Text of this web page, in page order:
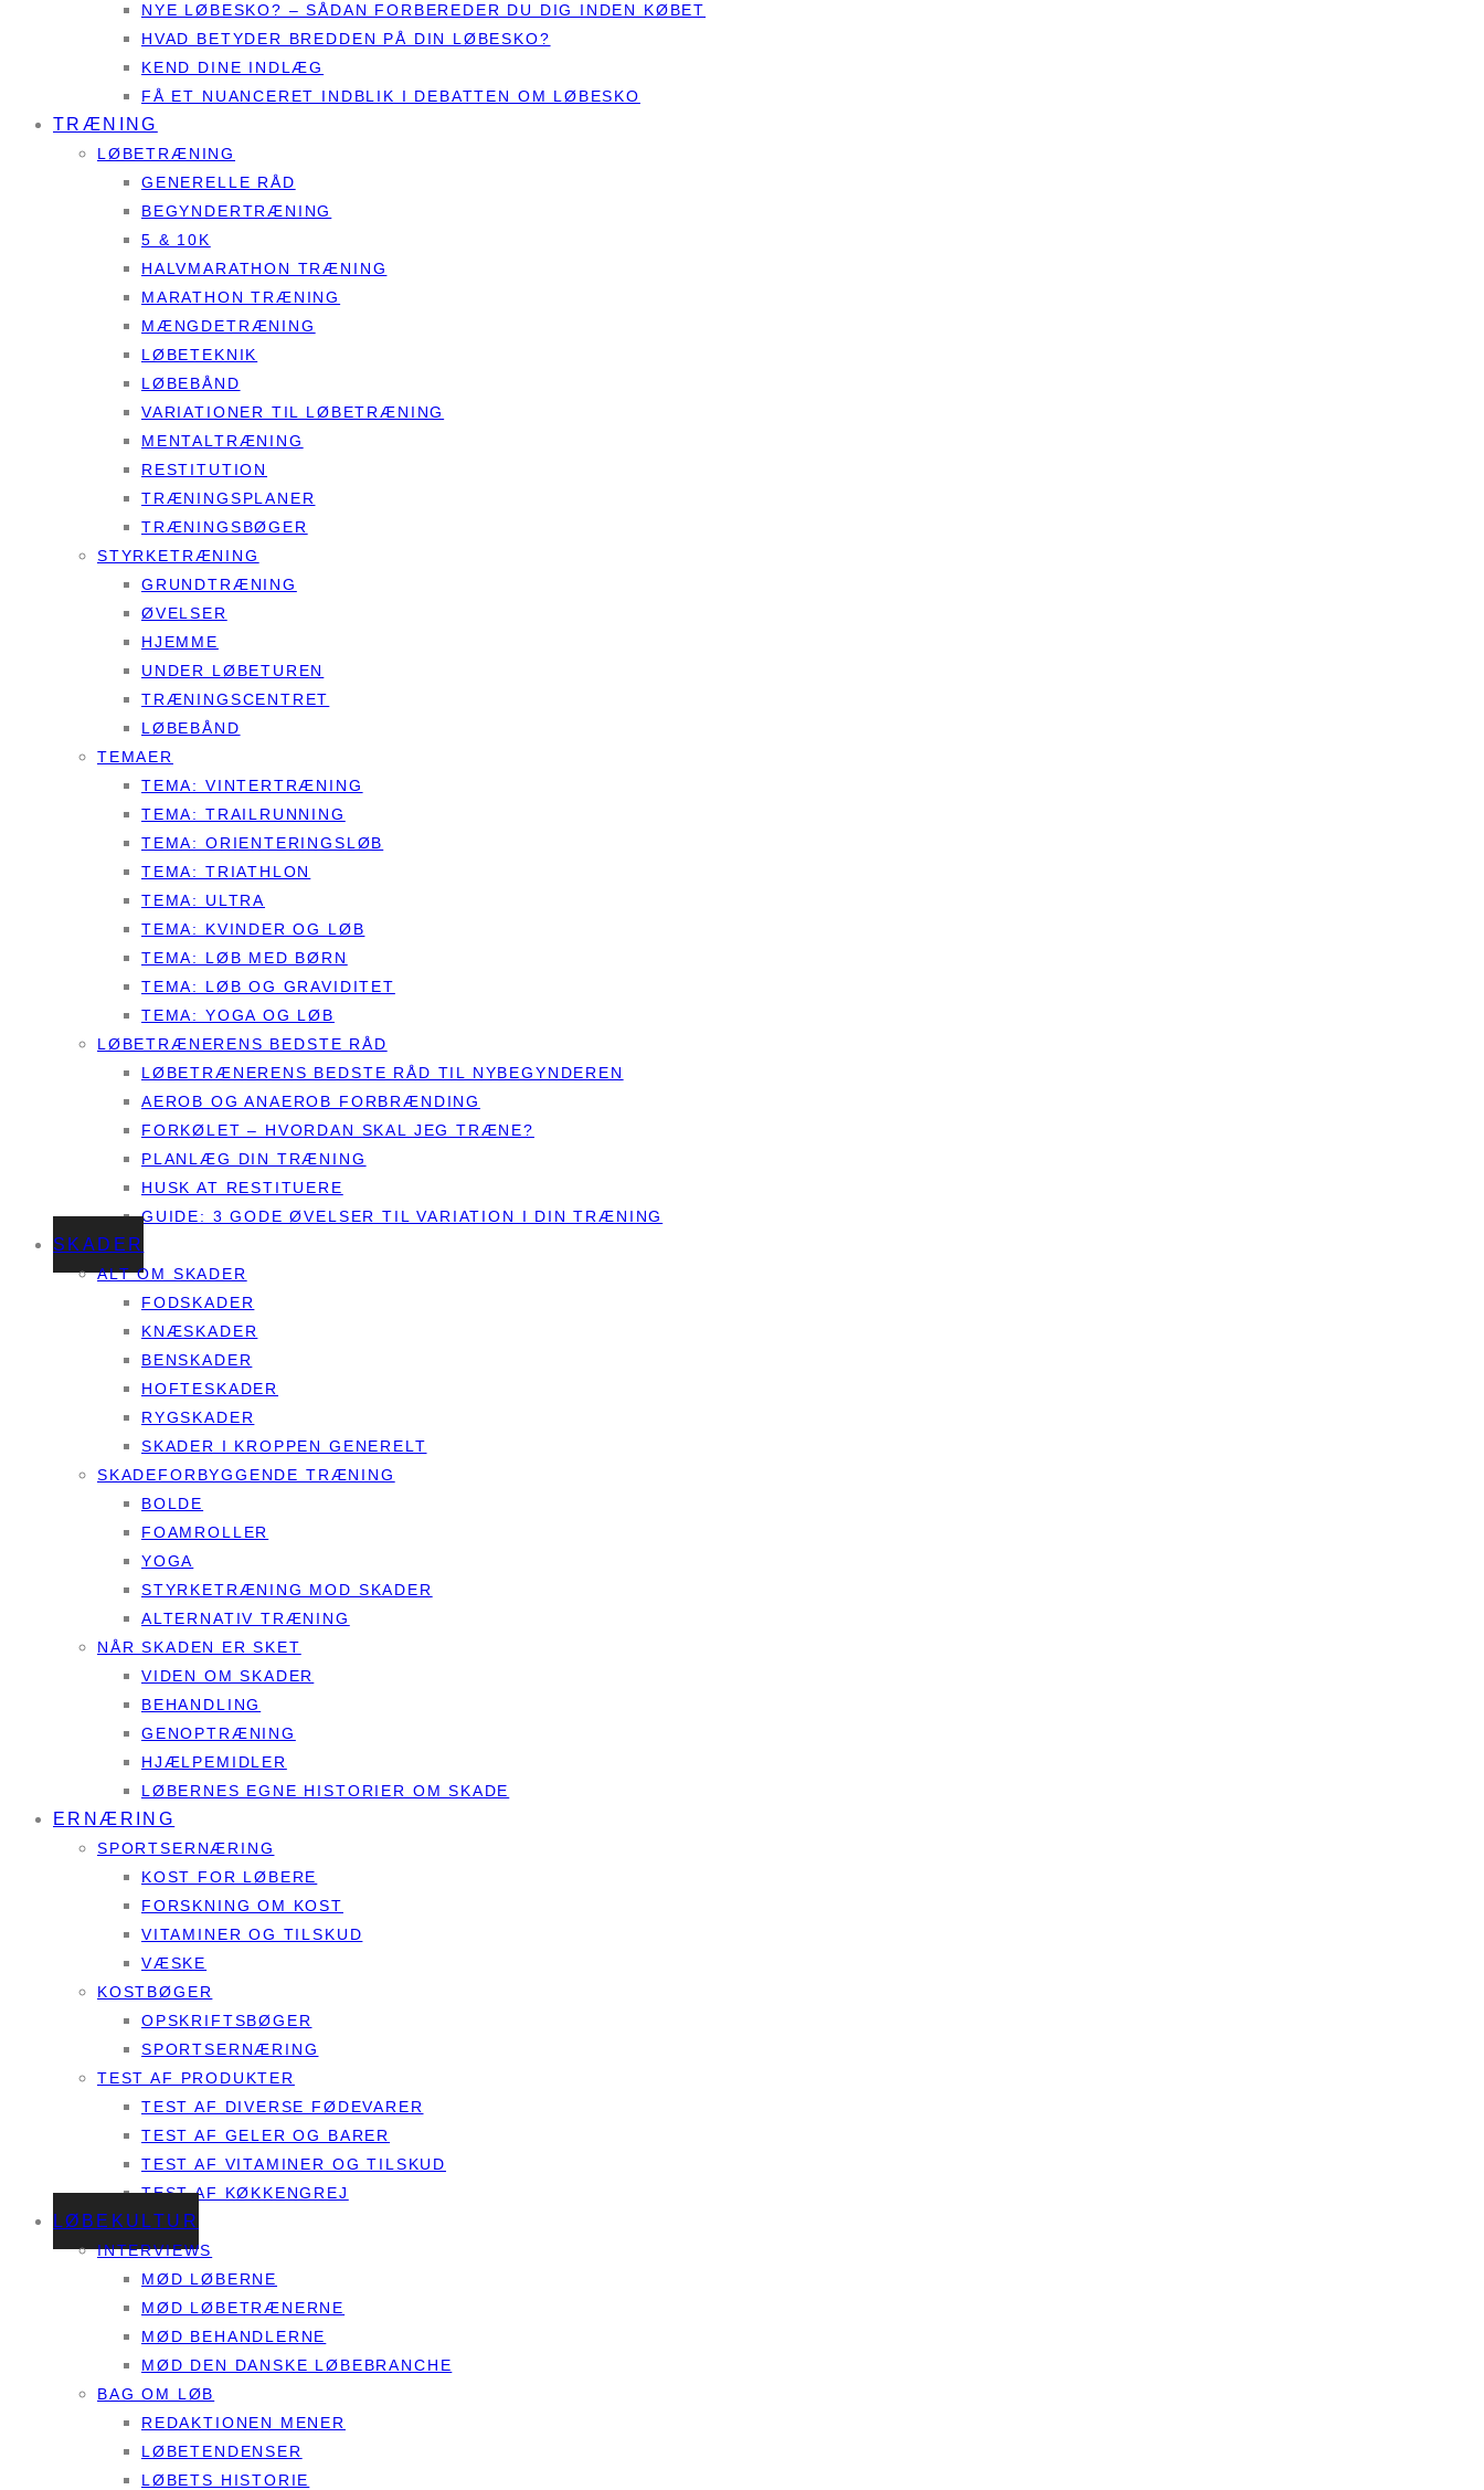
NYE LØBESKO? – SÅDAN FORBEREDER DU DIG INDEN KØBET
HVAD BETYDER BREDDEN PÅ DIN LØBESKO?
KEND DINE INDLÆG
FÅ ET NUANCERET INDBLIK I DEBATTEN OM LØBESKO
TRÆNING
LØBETRÆNING
GENERELLE RÅD
BEGYNDERTRÆNING
5 & 10K
HALVMARATHON TRÆNING
MARATHON TRÆNING
MÆNGDETRÆNING
LØBETEKNIK
LØBEBÅND
VARIATIONER TIL LØBETRÆNING
MENTALTRÆNING
RESTITUTION
TRÆNINGSPLANER
TRÆNINGSBØGER
STYRKETRÆNING
GRUNDTRÆNING
ØVELSER
HJEMME
UNDER LØBETUREN
TRÆNINGSCENTRET
LØBEBÅND
TEMAER
TEMA: VINTERTRÆNING
TEMA: TRAILRUNNING
TEMA: ORIENTERINGSLØB
TEMA: TRIATHLON
TEMA: ULTRA
TEMA: KVINDER OG LØB
TEMA: LØB MED BØRN
TEMA: LØB OG GRAVIDITET
TEMA: YOGA OG LØB
LØBETRÆNERENS BEDSTE RÅD
LØBETRÆNERENS BEDSTE RÅD TIL NYBEGYNDEREN
AEROB OG ANAEROB FORBRÆNDING
FORKØLET – HVORDAN SKAL JEG TRÆNE?
PLANLÆG DIN TRÆNING
HUSK AT RESTITUERE
GUIDE: 3 GODE ØVELSER TIL VARIATION I DIN TRÆNING
SKADER
ALT OM SKADER
FODSKADER
KNÆSKADER
BENSKADER
HOFTESKADER
RYGSKADER
SKADER I KROPPEN GENERELT
SKADEFORBYGGENDE TRÆNING
BOLDE
FOAMROLLER
YOGA
STYRKETRÆNING MOD SKADER
ALTERNATIV TRÆNING
NÅR SKADEN ER SKET
VIDEN OM SKADER
BEHANDLING
GENOPTRÆNING
HJÆLPEMIDLER
LØBERNES EGNE HISTORIER OM SKADE
ERNÆRING
SPORTSERNÆRING
KOST FOR LØBERE
FORSKNING OM KOST
VITAMINER OG TILSKUD
VÆSKE
KOSTBØGER
OPSKRIFTSBØGER
SPORTSERNÆRING
TEST AF PRODUKTER
TEST AF DIVERSE FØDEVARER
TEST AF GELER OG BARER
TEST AF VITAMINER OG TILSKUD
TEST AF KØKKENGREJ
LØBEKULTUR
INTERVIEWS
MØD LØBERNE
MØD LØBETRÆNERNE
MØD BEHANDLERNE
MØD DEN DANSKE LØBEBRANCHE
BAG OM LØB
REDAKTIONEN MENER
LØBETENDENSER
LØBETS HISTORIE